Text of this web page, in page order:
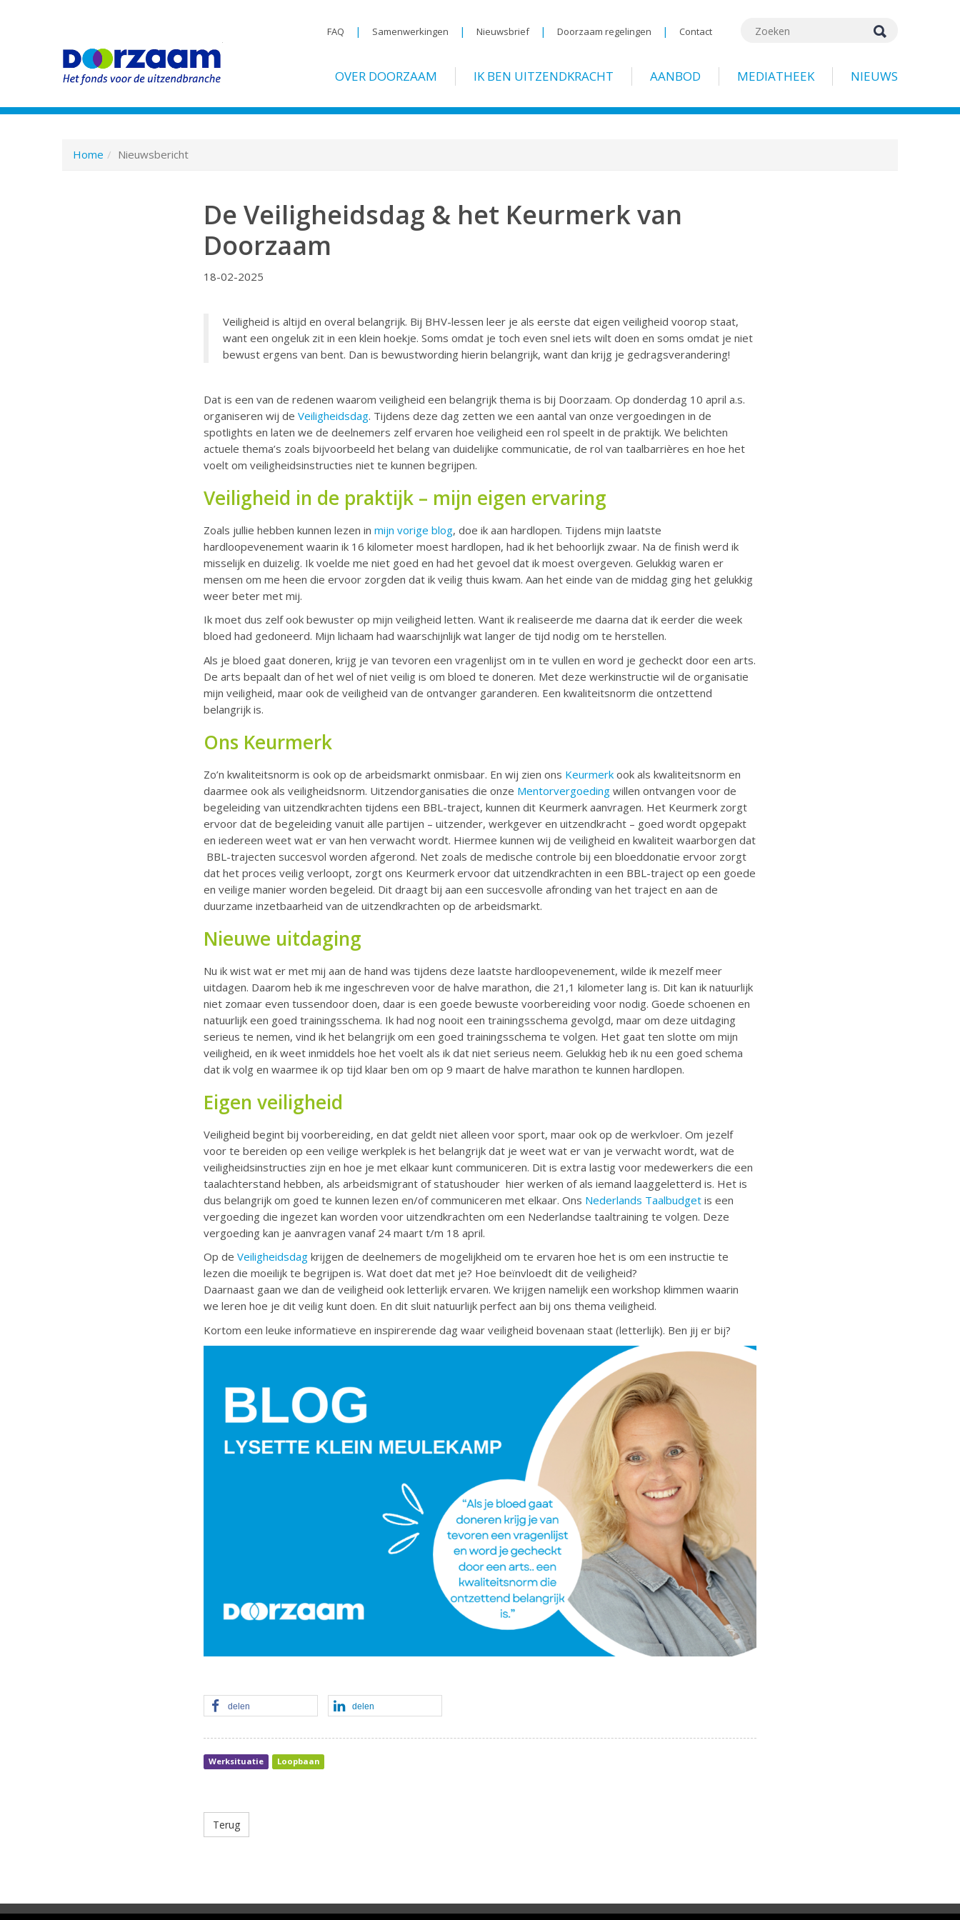
OVER DOORZAAM IK BEN UITZENDKRACHT AANBOD MEDIATHEEK NIEUWS
FAQ | Samenwerkingen | Nieuwsbrief | Doorzaam regelingen | Contact
Home Nieuwsbericht
De Veiligheidsdag & het Keurmerk van
Doorzaam
18-02-2025
Veiligheid is altijd en overal belangrijk. Bij BHV-lessen leer je als eerste dat eigen veiligheid voorop staat,
want een ongeluk zit in een klein hoekje. Soms omdat je toch even snel iets wilt doen en soms omdat je niet
bewust ergens van bent. Dan is bewustwording hierin belangrijk, want dan krijg je gedragsverandering!
Dat is een van de redenen waarom veiligheid een belangrijk thema is bij Doorzaam. Op donderdag 10 april a.s.
organiseren wij deVeiligheidsdag. Tijdens deze dag zetten we een aantal van onze vergoedingen in de
spotlights en laten we de deelnemers zelf ervaren hoe veiligheid een rol speelt in de praktijk. We belichten
actuele thema’s zoals bijvoorbeeld het belang van duidelijke communicatie, de rol van taalbarrières en hoe het
voelt om veiligheidsinstructies niet te kunnen begrijpen.
Veiligheid in de praktijk – mijn eigen ervaring
Zoals jullie hebben kunnen lezen inmijn vorige blog, doe ik aan hardlopen. Tijdens mijn laatste
hardloopevenement waarin ik 16 kilometer moest hardlopen, had ik het behoorlijk zwaar. Na de finish werd ik
misselijk en duizelig. Ik voelde me niet goed en had het gevoel dat ik moest overgeven. Gelukkig waren er
mensen om me heen die ervoor zorgden dat ik veilig thuis kwam. Aan het einde van de middag ging het gelukkig
weer beter met mij.
Ik moet dus zelf ook bewuster op mijn veiligheid letten. Want ik realiseerde me daarna dat ik eerder die week
bloed had gedoneerd. Mijn lichaam had waarschijnlijk wat langer de tijd nodig om te herstellen.
Als je bloed gaat doneren, krijg je van tevoren een vragenlijst om in te vullen en word je gecheckt door een arts.
De arts bepaalt dan of het wel of niet veilig is om bloed te doneren. Met deze werkinstructie wil de organisatie
mijn veiligheid, maar ook de veiligheid van de ontvanger garanderen. Een kwaliteitsnorm die ontzettend
belangrijk is.
Ons Keurmerk
Zo’n kwaliteitsnorm is ook op de arbeidsmarkt onmisbaar. En wij zien ons Keurmerkook als kwaliteitsnorm en
daarmee ook als veiligheidsnorm. Uitzendorganisaties die onze Mentorvergoedingwillen ontvangen voor de
begeleiding van uitzendkrachten tijdens een BBL-traject, kunnen dit Keurmerk aanvragen. Het Keurmerk zorgt
ervoor dat de begeleiding vanuit alle partijen – uitzender, werkgever en uitzendkracht – goed wordt opgepakt
en iedereen weet wat er van hen verwacht wordt. Hiermee kunnen wij de veiligheid en kwaliteit waarborgen dat
BBL-trajecten succesvol worden afgerond. Net zoals de medische controle bij een bloeddonatie ervoor zorgt
dat het proces veilig verloopt, zorgt ons Keurmerk ervoor dat uitzendkrachten in een BBL-traject op een goede
en veilige manier worden begeleid. Dit draagt bij aan een succesvolle afronding van het traject en aan de
duurzame inzetbaarheid van de uitzendkrachten op de arbeidsmarkt.
Nieuwe uitdaging
Nu ik wist wat er met mij aan de hand was tijdens deze laatste hardloopevenement, wilde ik mezelf meer
uitdagen. Daarom heb ik me ingeschreven voor de halve marathon, die 21,1 kilometer lang is. Dit kan ik natuurlijk
niet zomaar even tussendoor doen, daar is een goede bewuste voorbereiding voor nodig. Goede schoenen en
natuurlijk een goed trainingsschema. Ik had nog nooit een trainingsschema gevolgd, maar om deze uitdaging
serieus te nemen, vind ik het belangrijk om een goed trainingsschema te volgen. Het gaat ten slotte om mijn
veiligheid, en ik weet inmiddels hoe het voelt als ik dat niet serieus neem. Gelukkig heb ik nu een goed schema
dat ik volg en waarmee ik op tijd klaar ben om op 9 maart de halve marathon te kunnen hardlopen.
Eigen veiligheid
Veiligheid begint bij voorbereiding, en dat geldt niet alleen voor sport, maar ook op de werkvloer. Om jezelf
voor te bereiden op een veilige werkplek is het belangrijk dat je weet wat er van je verwacht wordt, wat de
veiligheidsinstructies zijn en hoe je met elkaar kunt communiceren. Dit is extra lastig voor medewerkers die een
taalachterstand hebben, als arbeidsmigrant of statushouder hier werken of als iemand laaggeletterd is. Het is
dus belangrijk om goed te kunnen lezen en/of communiceren met elkaar. Ons Nederlands Taalbudget is een
vergoeding die ingezet kan worden voor uitzendkrachten om een Nederlandse taaltraining te volgen. Deze
vergoeding kan je aanvragen vanaf 24 maart t/m 18 april.
Op deVeiligheidsdagkrijgen de deelnemers de mogelijkheid om te ervaren hoe het is om een instructie te
lezen die moeilijk te begrijpen is. Wat doet dat met je? Hoe beïnvloedt dit de veiligheid?
Daarnaast gaan we dan de veiligheid ook letterlijk ervaren. We krijgen namelijk een workshop klimmen waarin
we leren hoe je dit veilig kunt doen. En dit sluit natuurlijk perfect aan bij ons thema veiligheid.
Kortom een leuke informatieve en inspirerende dag waar veiligheid bovenaan staat (letterlijk). Ben jij er bij?
delen delen
Werksituatie Loopbaan
Terug